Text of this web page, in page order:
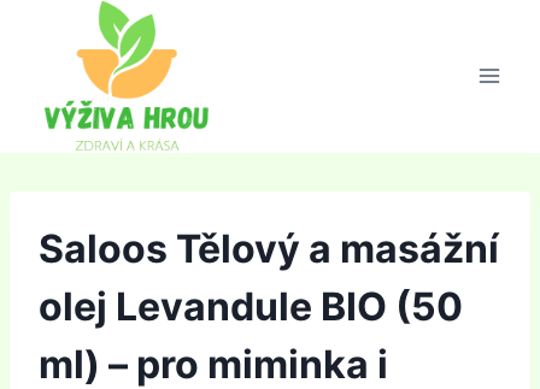
Saloos Tělový a masážní
olej Levandule BIO (50
ml) – pro miminka i